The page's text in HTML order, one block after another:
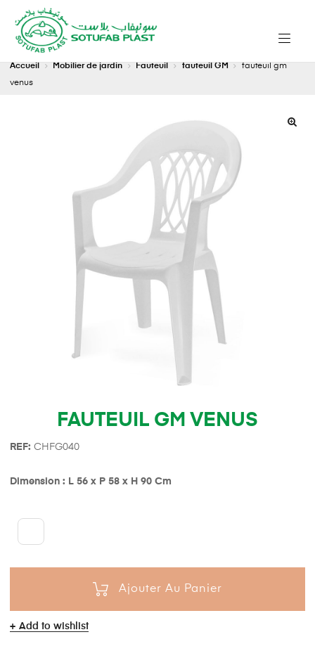
Accueil Mobilier de jardin Fauteuil fauteuil GM
fauteuil gm
venus
FAUTEUIL GM VENUS
REF: CHFG040
Dimension : L 56 x P 58 x H 90 Cm
Ajouter Au Panier
Add to wishlist